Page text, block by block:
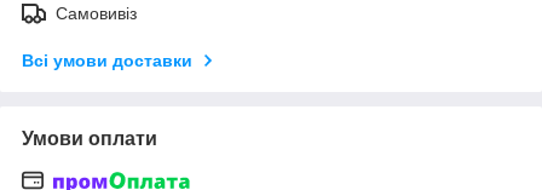
Самовивіз
Всі умови доставки
Умови оплати